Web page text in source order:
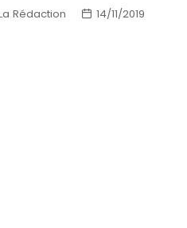
Rédaction 14/11/2019